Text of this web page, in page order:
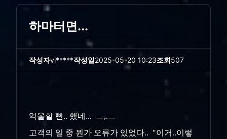
하마터면...
작성자vi*****작성일2025-05-20 10:23조회507
억울할 뻔.. 했네... ㅡ,.ㅡ
고객의 일 중 뭔가 오류가 있었다.. "이거..이렇